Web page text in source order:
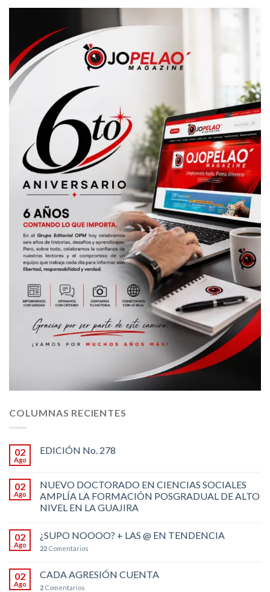
COLUMNAS RECIENTES
02
Ago
EDICIÓN No. 278
02
Ago
NUEVO DOCTORADO EN CIENCIAS SOCIALES
AMPLÍA LA FORMACIÓN POSGRADUAL DE ALTO
NIVEL EN LA GUAJIRA
02
Ago
¿SUPO NOOOO? + LAS @ EN TENDENCIA
22 Comentarios
02
Ago
CADA AGRESIÓN CUENTA
2 Comentarios